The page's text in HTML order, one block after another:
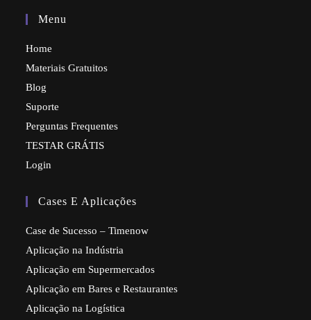
Menu
Home
Materiais Gratuitos
Blog
Suporte
Perguntas Frequentes
TESTAR GRÁTIS
Login
Cases E Aplicações
Case de Sucesso – Timenow
Aplicação na Indústria
Aplicação em Supermercados
Aplicação em Bares e Restaurantes
Aplicação na Logística